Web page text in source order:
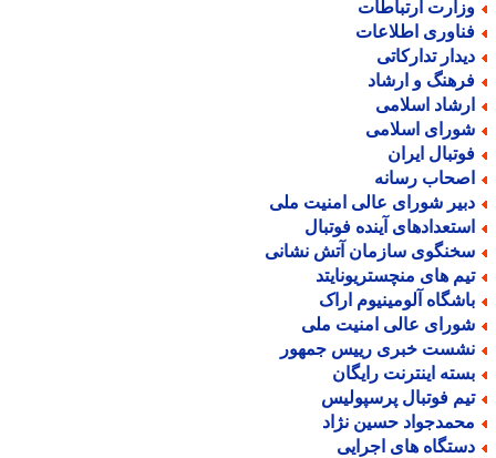
ارتباطات
اطلاعات
تدارکاتی
و ارشاد
اسلامی
اسلامی
ایران
رسانه
شورای عالی امنیت ملی
آینده فوتبال
سازمان آتش نشانی
های منچستریونایتد
آلومینیوم اراک
عالی امنیت ملی
خبری رییس جمهور
اینترنت رایگان
فوتبال پرسپولیس
حسین نژاد
های اجرایی